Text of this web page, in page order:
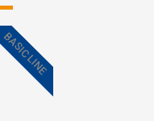
BASIC LINE